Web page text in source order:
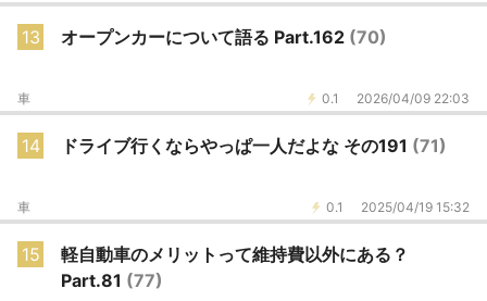
13 オープンカーについて語る Part.162 (70)
0.1 2026/04/09 22:03
車
14 ドライブ行くならやっぱ一人だよな その191 (71)
0.1 2025/04/19 15:32
車
15
軽自動車のメリットって維持費以外にある？
Part.81 (77)